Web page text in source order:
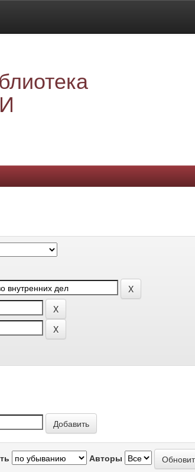
Авторы